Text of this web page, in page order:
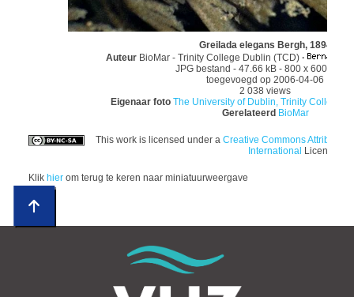
Greilada elegans Bergh, 1894
Auteur BioMar - Trinity College Dublin (TCD) ·
JPG bestand - 47.66 kB - 800 x 600
toegevoegd op 2006-04-06
2 038 views
Eigenaar fotoThe University of Dublin, Trinity College;
Gerelateerd BioMar
This work is licensed under aCreative Commons
International License
Klik hierom terug te keren naar miniatuurweergave